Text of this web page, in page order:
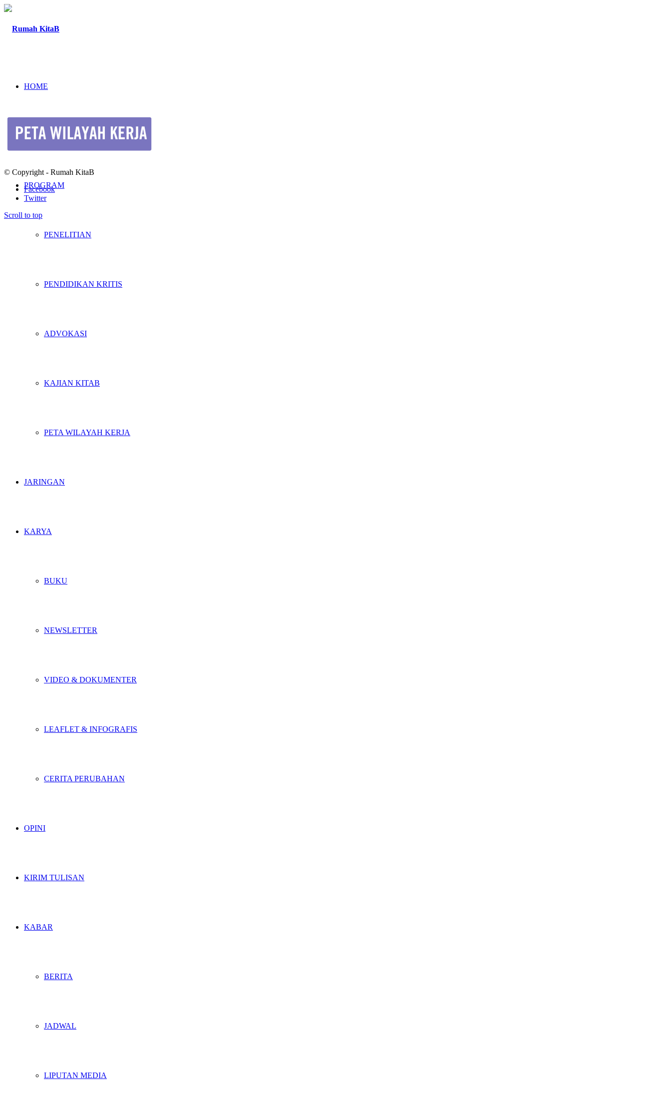
HOME
TENTANG
PROGRAM
PENELITIAN
PENDIDIKAN KRITIS
ADVOKASI
KAJIAN KITAB
PETA WILAYAH KERJA
JARINGAN
KARYA
BUKU
NEWSLETTER
VIDEO & DOKUMENTER
LEAFLET & INFOGRAFIS
CERITA PERUBAHAN
OPINI
KIRIM TULISAN
KABAR
BERITA
JADWAL
LIPUTAN MEDIA
© Copyright - Rumah KitaB
Facebook
Twitter
Scroll to top